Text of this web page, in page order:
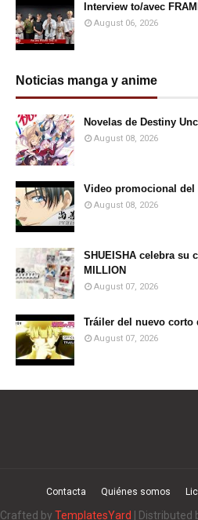
Interview to/avec
August 06, 2026
Noticias manga y anime
Novelas de Destiny
August 08, 2026
Video promocional del
August 08, 2026
SHUEISHA celebra su
MILLION
August 07, 2026
Tráiler del nuevo corto
August 07, 2026
Contacta Quiénes somos
Crafted by TemplatesYard | Distributed